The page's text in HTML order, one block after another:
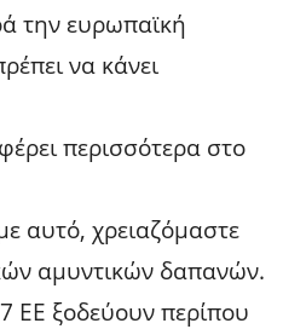
την ευρωπαϊκή
να κάνει
περισσότερα στο
αυτό, χρειαζόμαστε
αμυντικών δαπανών.
ΕΕ ξοδεύουν περίπου